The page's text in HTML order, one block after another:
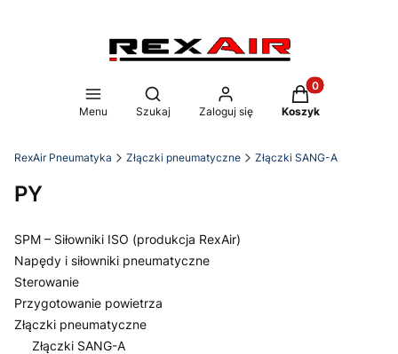
Menu
Otwórz wyszukiwarkę
Szukaj Zaloguj się
Produkty w
Koszyk
RexAir Pneumatyka Złączki pneumatyczne Złączki SANG-A
PY
SPM – Siłowniki ISO (produkcja RexAir)
Napędy i siłowniki pneumatyczne
Sterowanie
Przygotowanie powietrza
Złączki pneumatyczne
Złączki SANG-A